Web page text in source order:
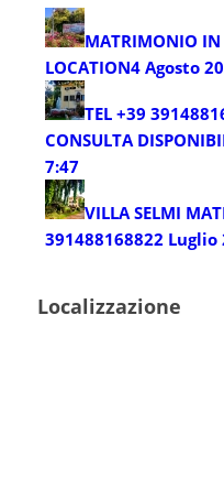
MATRIMONIO IN
LOCATION4 Agosto
TEL +39
CONSULTA
7:47
VILLA SELMI
391488168822 Luglio
Localizzazione